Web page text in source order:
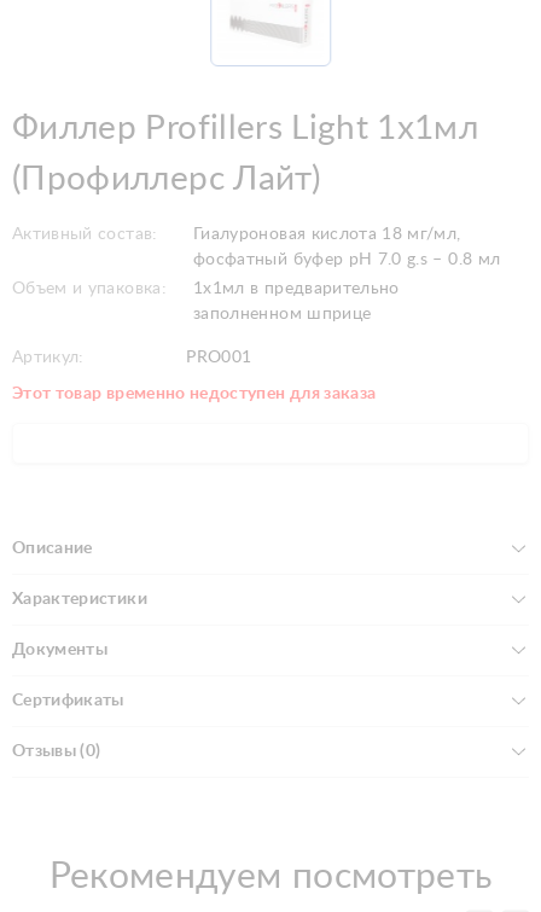
Филлер Profillers Light 1x1мл
(Профиллерс Лайт)
Активный состав:
Гиалуроновая кислота 18 мг/мл,
фосфатный буфер pH 7.0 g.s – 0.8 мл
Объем и упаковка:
1x1мл в предварительно
заполненном шприце
Артикул: PRO001
Этот товар временно недоступен для заказа
Описание
Характеристики
Документы
Сертификаты
Отзывы (0)
Рекомендуем посмотреть